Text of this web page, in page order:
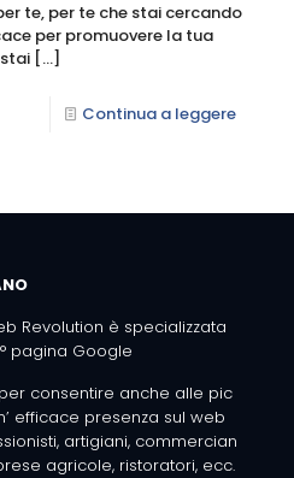
te, per te che stai cercando
per promuovere la tua
[…]
Continua a leggere
Revolution è specializzata
pagina Google
consentire anche alle pic
efficace presenza sul web
artigiani, commercian
agricole, ristoratori, ecc.